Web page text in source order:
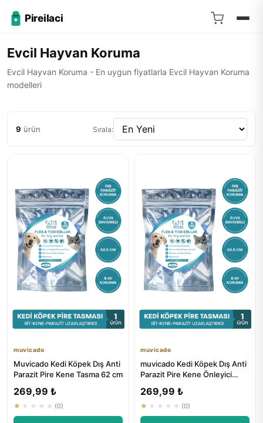
Pireilaci
Evcil Hayvan Koruma
Evcil Hayvan Koruma - En uygun fiyatlarla Evcil Hayvan Koruma
modelleri
9 ürün Sırala:
muvicado
Muvicado Kedi Köpek Dış Anti
Parazit Pire Kene Tasma 62 cm
269,99 ₺
★★★★★ (0)
muvicado
muvicado Kedi Köpek Dış Anti
Parazit Pire Kene Önleyici
269,99 ₺
★★★★★ (0)